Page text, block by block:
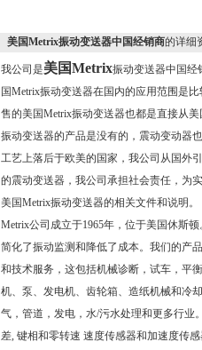
美国Metrix振动变送器中国经销商的详细
我公司是美国Metrix振动变送器中国经
国Metrix振动变送器在国内的应用范围是
售的美国Metrix振动变送器也都是直接从
振动变送器的产品是没有的，震动变动器
工艺上落后于欧美的国家，我公司从国外
的震动变送器，我公司承担社会责任，为
美国Metrix振动变送器的相关文件和说明。
Metrix公司成立于1965年，位于美国休斯
简化了振动监测和降低了成本。我们的产
和技术服务，这包括机械诊断，试车，平
机、泵、发电机、齿轮箱、造纸机械和冷
气，管道，发电，水/污水处理和更多行业
差, 键相和零转速 速度传感器和加速度传